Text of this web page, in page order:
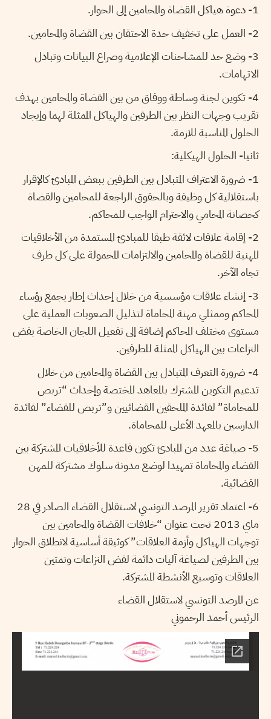
1- دعوة هياكل القضاة والمحامين إلى الحوار.
2- العمل على تخفيف حدة الاحتقان بين القضاة والمحامين.
3- وضع حد للمشاحنات الإعلامية وصراع البيانات وتبادل
الاتهامات.
4- تكوين لجنة وساطة ووفاق من بين القضاة والمحامين بهدف
تقريب وجهات النظر بين الطرفين والهياكل الممثلة لهما وإيجاد
الحلول المناسبة للازمة.
ثانيا- الحلول الهيكلية:
1- ضرورة الاعتراف المتبادل بين الطرفين ببعض المبادئ كالإقرار
باستقلالية كل وظيفة وبالحقوق الراجعة للمحامين والقضاة
كحصانة المحامي والاحترام الواجب للمحاكم.
2- إقامة علاقات لائقة طبقا للمبادئ المستمدة من الأخلاقيات
المهنية للقضاة والمحامين والالتزامات المحمولة على كل طرف
تجاه الآخر.
3- إنشاء علاقات مؤسسية من خلال إحداث إطار يجمع رؤساء
المحاكم وممثلي مهنة المحاماة لتذليل الصعوبات العملية على
مستوى مختلف المحاكم إضافة إلى تفعيل اللجان الخاصة بفض
النزاعات بين الهياكل الممثلة للطرفين.
4- ضرورة التعرف المتبادل بين القضاة والمحامين من خلال
تدعيم التكوين المشترك بالمعاهد المختصة وإحداث “تربص
للمحاماة” لفائدة الملحقين القضائيين و”تربص للقضاء” لفائدة
الدارسين بالمعهد الأعلى للمحاماة.
5- صياغة عدد من المبادئ تكون قاعدة للأخلاقيات المشتركة بين
القضاء والمحاماة تمهيدا لوضع مدونة سلوك مشتركة للمهن
القضائية.
6- اعتماد تقرير المرصد التونسي لاستقلال القضاء الصادر في 28
ماي 2013 تحت عنوان “خلافات القضاة والمحامين بين
توجهات الهياكل وأزمة العلاقات” كوثيقة أساسية لانطلاق الحوار
بين الطرفين لصياغة آليات دائمة لفض النزاعات وتمتين
العلاقات وتوسيع الأنشطة المشتركة.
عن المرصد التونسي لاستقلال القضاء
الرئيس أحمد الرحموني